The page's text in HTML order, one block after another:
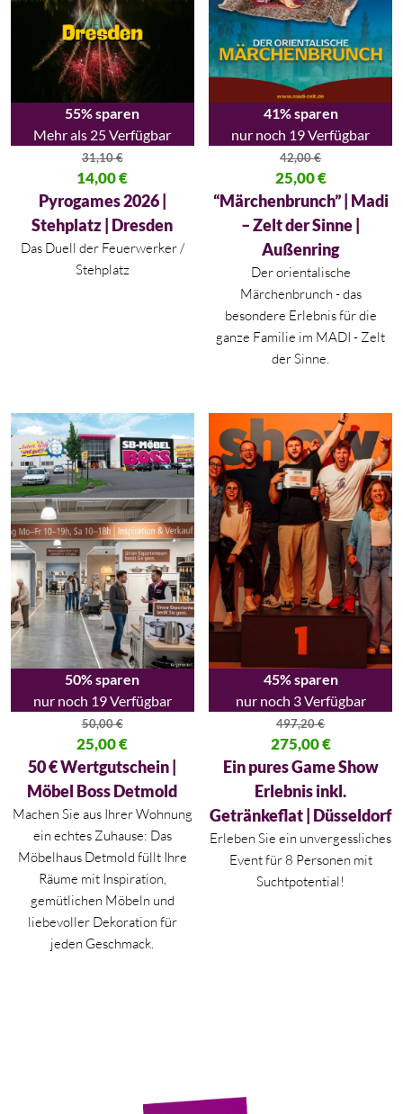
55% sparen
Mehr als 25 Verfügbar
31,10€
Ursprünglicher Preis war: 31,10 €
14,00€
Aktueller Preis ist: 14,00 €.
Pyrogames 2026 |
Stehplatz | Dresden
Das Duell der Feuerwerker /
Stehplatz
41% sparen
nur noch 19 Verfügbar
42,00€
Ursprünglicher Preis war:
25,00€
Aktueller Preis ist: 25,00 €.
“Märchenbrunch” | Madi
– Zelt der Sinne |
Außenring
Der orientalische
Märchenbrunch - das
besondere Erlebnis für die
ganze Familie im MADI - Zelt
der Sinne.
50% sparen
nur noch 19 Verfügbar
50,00€
Ursprünglicher Preis war: 50,00 €
25,00€
Aktueller Preis ist: 25,00 €.
50 € Wertgutschein |
Möbel Boss Detmold
Machen Sie aus Ihrer Wohnung
ein echtes Zuhause: Das
Möbelhaus Detmold füllt Ihre
Räume mit Inspiration,
gemütlichen Möbeln und
liebevoller Dekoration für
jeden Geschmack.
45% sparen
nur noch 3 Verfügbar
497,20€
Ursprünglicher Preis war:
275,00€
Aktueller Preis ist: 275,00 €.
Ein pures Game Show
Erlebnis inkl.
Getränkeflat | Düsseldorf
Erleben Sie ein unvergessliches
Event für 8 Personen mit
Suchtpotential!